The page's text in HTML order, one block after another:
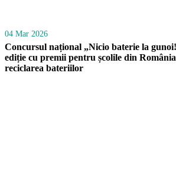
04 Mar 2026
Concursul național „Nicio baterie la
ediție cu premii pentru școlile din
reciclarea bateriilor